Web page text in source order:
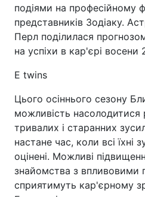
подіями на професійному
представників Зодіаку.
Перл поділилася
на успіхи в кар'єрі восени
Е twins
Цього осіннього сезону
можливість насолодитися
тривалих і старанних
настане час, коли всі їхні
оцінені. Можливі
знайомства з впливовими
сприятимуть кар'єрному